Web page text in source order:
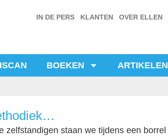
IN DE PERS KLANTEN OVER ELLEN
BOEKEN ARTIKELEN
zelfstandigen staan we tijdens een borrel